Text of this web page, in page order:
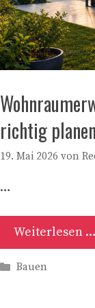
richtig
19. Mai 2026 von
…
Weiterlesen …
Kategorien
Bauen